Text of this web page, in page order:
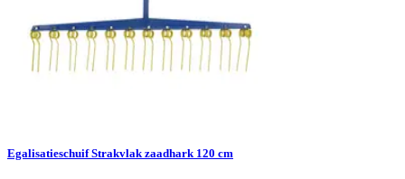
Egalisatieschuif Strakvlak zaadhark 120 cm